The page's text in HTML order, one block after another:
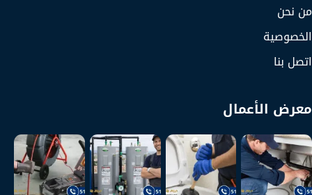
من نحن
الخصوصية
اتصل بنا
معرض الأعمال